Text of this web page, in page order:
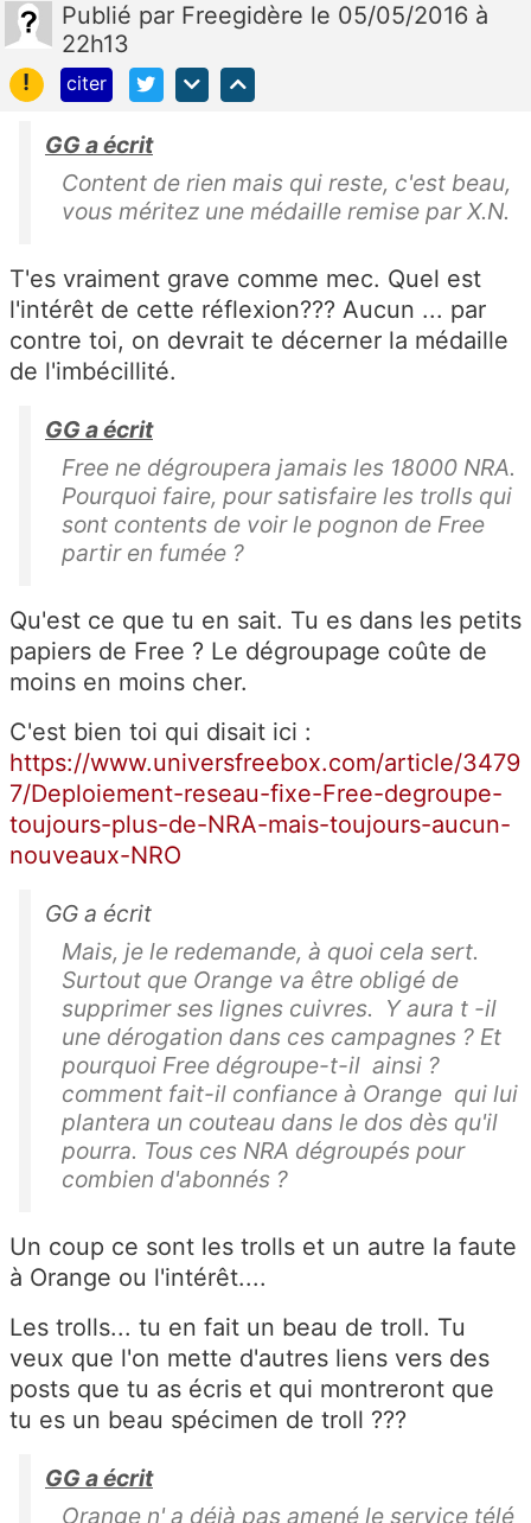
Publié par Freegidère le 05/05/2016 à
22h13
!
citer
GG a écrit
Content de rien mais qui reste, c'est beau,
vous méritez une médaille remise par X.N.
T'es vraiment grave comme mec. Quel est
l'intérêt de cette réflexion??? Aucun ... par
contre toi, on devrait te décerner la médaille
de l'imbécillité.
GG a écrit
Free ne dégroupera jamais les 18000 NRA.
Pourquoi faire, pour satisfaire les trolls qui
sont contents de voir le pognon de Free
partir en fumée ?
Qu'est ce que tu en sait. Tu es dans les petits
papiers de Free ? Le dégroupage coûte de
moins en moins cher.
C'est bien toi qui disait ici :
https://www.universfreebox.com/article/3479
7/Deploiement-reseau-fixe-Free-degroupe-
toujours-plus-de-NRA-mais-toujours-aucun-
nouveaux-NRO
GG a écrit
Mais, je le redemande, à quoi cela sert.
Surtout que Orange va être obligé de
supprimer ses lignes cuivres. Y aura t -il
une dérogation dans ces campagnes ? Et
pourquoi Free dégroupe-t-il ainsi ?
comment fait-il confiance à Orange qui lui
plantera un couteau dans le dos dès qu'il
pourra. Tous ces NRA dégroupés pour
combien d'abonnés ?
Un coup ce sont les trolls et un autre la faute
à Orange ou l'intérêt....
Les trolls... tu en fait un beau de troll. Tu
veux que l'on mette d'autres liens vers des
posts que tu as écris et qui montreront que
tu es un beau spécimen de troll ???
GG a écrit
Orange n' a déjà pas amené le service télé